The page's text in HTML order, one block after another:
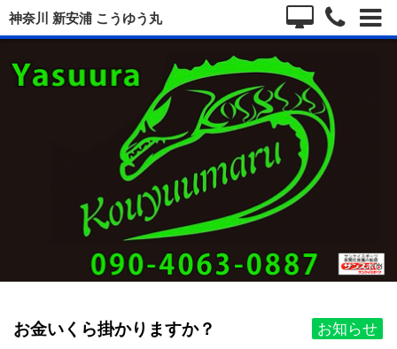
神奈川 新安浦 こうゆう丸
お知らせ
お金いくら掛かりますか？